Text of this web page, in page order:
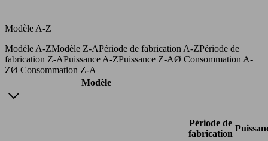
Modèle A-Z
Modèle A-ZModèle Z-APériode de fabrication A-ZPériode de
fabrication Z-APuissance A-ZPuissance Z-AØ Consommation A-
ZØ Consommation Z-A
Modèle
Période de
fabrication